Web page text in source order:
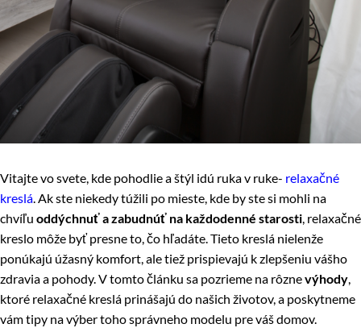
Vitajte vo svete, kde pohodlie a štýl idú ruka v ruke- relaxačné
kreslá . Ak ste niekedy túžili po mieste, kde by ste si mohli na
chvíľu oddýchnuť a zabudnúť na každodenné starosti , relaxačné
kreslo môže byť presne to, čo hľadáte. Tieto kreslá nielenže
ponúkajú úžasný komfort, ale tiež prispievajú k zlepšeniu vášho
zdravia a pohody. V tomto článku sa pozrieme na rôznevýhody
ktoré relaxačné kreslá prinášajú do našich životov, a poskytneme
vám tipy na výber toho správneho modelu pre váš domov.